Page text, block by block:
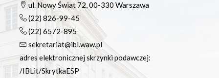
ul. Nowy Świat 72, 00-330 Warszawa
(22) 826-99-45
(22) 6572-895
sekretariat@ibl.waw.pl
adres elektronicznej skrzynki podawczej:
/IBLit/SkrytkaESP